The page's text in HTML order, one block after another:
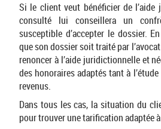
Si le client veut bénéficier de l’aide
consulté lui conseillera un
susceptible d’accepter le dossier.
que son dossier soit traité par
renoncer à l’aide juridictionnelle et
des honoraires adaptés tant à
revenus.
Dans tous les cas, la situation du
pour trouver une tarification adaptée